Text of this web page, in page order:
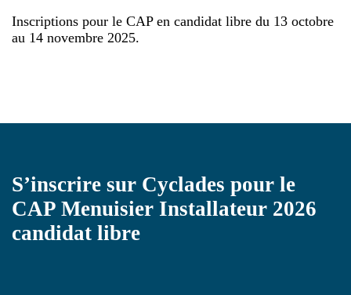
Inscriptions pour le CAP en candidat libre du 13 octobre
au 14 novembre 2025.
S’inscrire sur Cyclades pour le
CAP Menuisier Installateur 2026
candidat libre